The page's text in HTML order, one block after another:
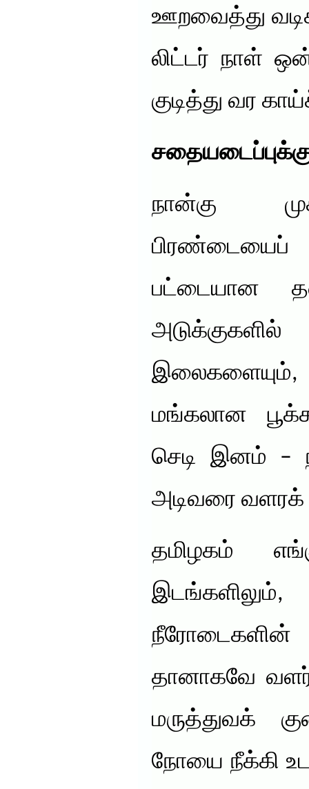
ஊறவைத்து
லிட்டர் நாள்
குடித்து வர
நான்கு
பட்டையான
இலைகளையும்,
மங்கலான
செடி இனம் –
அடிவரை வளரக்
தமிழகம்
நீரோடைகளின்
தானாகவே
மருத்துவக்
நோயை நீக்கி